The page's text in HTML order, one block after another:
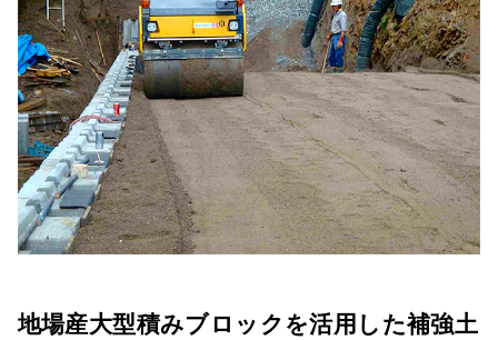
地場産大型積みブロックを活用した補強土